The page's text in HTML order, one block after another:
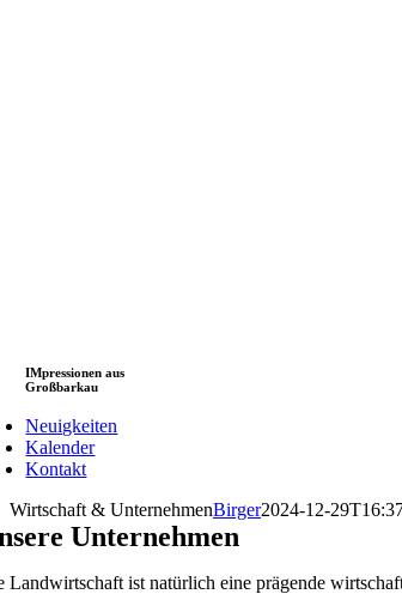
IMpressionen aus
Großbarkau
Neuigkeiten
Kalender
Kontakt
Wirtschaft & UnternehmenBirger2024-12-
Unternehmen
Landwirtschaft ist natürlich eine prägende